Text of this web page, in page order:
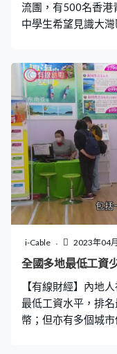
流團，有500名香港
中學生希望見識大
物園內發掘出的古墓
服務，令公眾更了
i-Cable 2023年04
全國多地最低工資
【有線財經】內地
最低工資水平，排
幣；但亦有多個城